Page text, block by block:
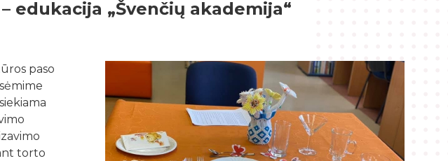
edukacija „Švenčių akademija“
paso
torto